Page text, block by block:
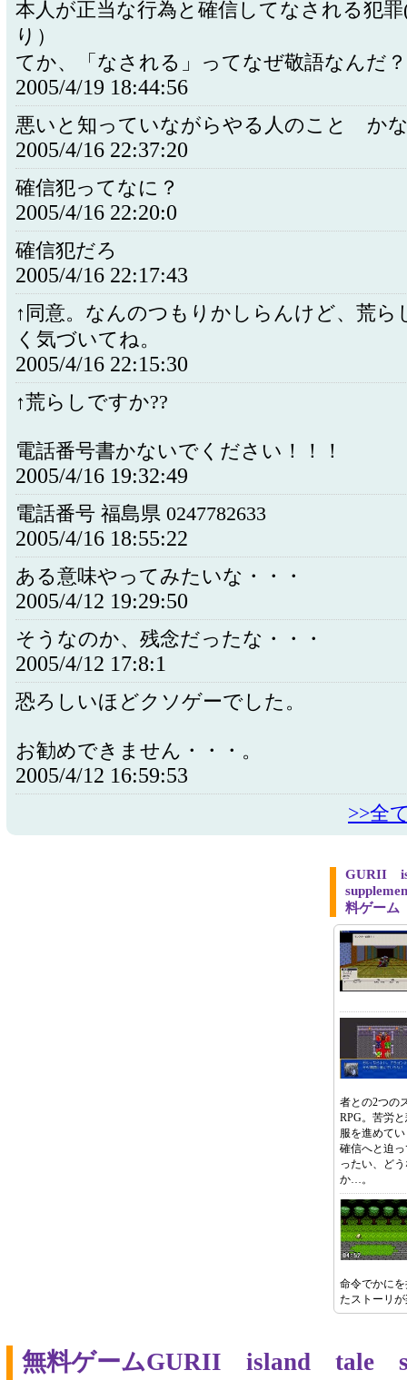
本人が正当な行為と確信してなされる犯
り）
てか、「なされる」ってなぜ敬語なんだ？
2005/4/19 18:44:56
悪いと知っていながらやる人のこと か
2005/4/16 22:37:20
確信犯ってなに？
2005/4/16 22:20:0
確信犯だろ
2005/4/16 22:17:43
↑同意。なんのつもりかしらんけど、荒ら
く気づいてね。
2005/4/16 22:15:30
↑荒らしですか??
電話番号書かないでください！！！
2005/4/16 19:32:49
電話番号 福島県 0247782633
2005/4/16 18:55:22
ある意味やってみたいな・・・
2005/4/12 19:29:50
そうなのか、残念だったな・・・
2005/4/12 17:8:1
恐ろしいほどクソゲーでした。
お勧めできません・・・。
2005/4/12 16:59:53
>>全
GURII
料ゲーム
者との2つの
RPG。苦労
服を進めて
確信へと迫
ったい、ど
か…。
命令でかに
たストーリ
無料ゲームGURII island tale